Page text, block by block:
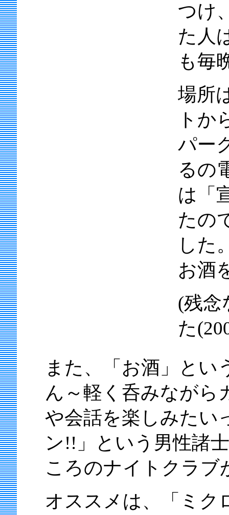
つけ
た人
も毎
場所
トか
パー
るの
は「
たの
した
お酒
(残念
た
また、「お酒」とい
ん～軽く呑みながら
や会話を楽しみたい
ン!!」という男性諸
ころのナイトクラブ
オススメは、「ミク